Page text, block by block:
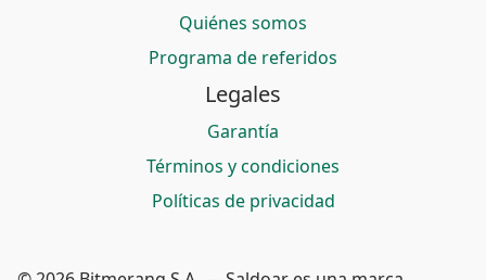
Quiénes somos
Programa de referidos
Legales
Garantía
Términos y condiciones
Políticas de privacidad